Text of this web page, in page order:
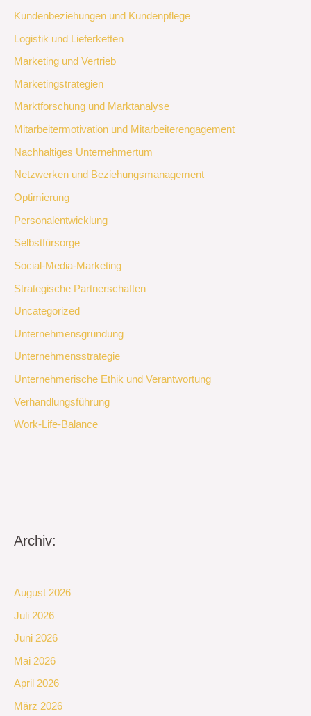
Kundenbeziehungen und Kundenpflege
Logistik und Lieferketten
Marketing und Vertrieb
Marketingstrategien
Marktforschung und Marktanalyse
Mitarbeitermotivation und Mitarbeiterengagement
Nachhaltiges Unternehmertum
Netzwerken und Beziehungsmanagement
Optimierung
Personalentwicklung
Selbstfürsorge
Social-Media-Marketing
Strategische Partnerschaften
Uncategorized
Unternehmensgründung
Unternehmensstrategie
Unternehmerische Ethik und Verantwortung
Verhandlungsführung
Work-Life-Balance
Archiv:
August 2026
Juli 2026
Juni 2026
Mai 2026
April 2026
März 2026